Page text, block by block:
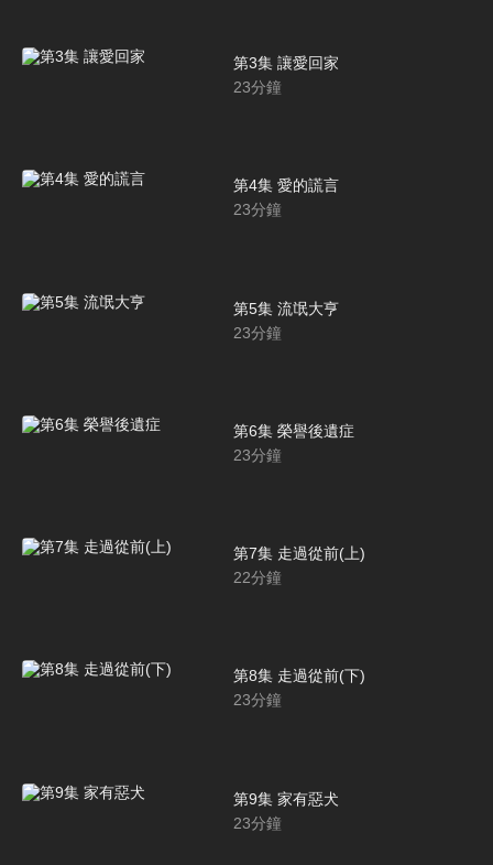
第3集 讓愛回家
23分鐘
第4集 愛的謊言
23分鐘
第5集 流氓大亨
23分鐘
第6集 榮譽後遺症
23分鐘
第7集 走過從前(上)
22分鐘
第8集 走過從前(下)
23分鐘
第9集 家有惡犬
23分鐘